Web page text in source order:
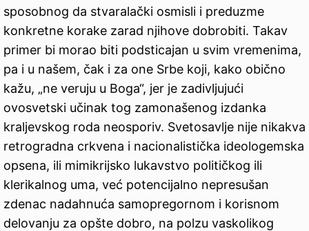
sposobnog da stvaralački osmisli i preduzme
konkretne korake zarad njihove dobrobiti. Takav
primer bi morao biti podsticajan u svim vremenima,
pa i u našem, čak i za one Srbe koji, kako obično
kažu, „ne veruju u Boga“, jer je zadivljujući
ovosvetski učinak tog zamonašenog izdanka
kraljevskog roda neosporiv. Svetosavlje nije nikakva
retrogradna crkvena i nacionalistička ideologemska
opsena, ili mimikrijsko lukavstvo političkog ili
klerikalnog uma, već potencijalno nepresušan
zdenac nadahnuća samopregornom i korisnom
delovanju za opšte dobro, na polzu vaskolikog